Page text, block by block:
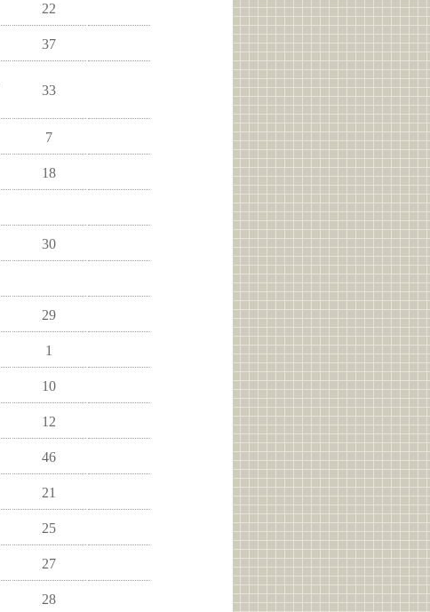
22
37
33
7
18
30
29
1
10
12
46
21
25
27
28